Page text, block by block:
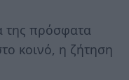
της πρόσφατα
κοινό, η ζήτηση